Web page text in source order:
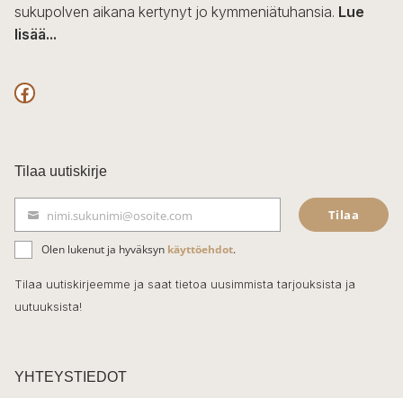
sukupolven aikana kertynyt jo kymmeniätuhansia. Lue
lisää...
F
c
e
b
o
o
k
Tilaa uutiskirje
ä
h
k
t
nimi.sukunimi@osoite.com Tilaa
Olen lukenut ja hyväksyn käyttöehdot.
Tilaa uutiskirjeemme ja saat tietoa uusimmista tarjouksista ja
uutuuksista!
YHTEYSTIEDOT